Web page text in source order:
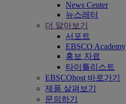
News Center
뉴스레터
더 알아보기
서포트
EBSCO Academy
홍보 자료
타이틀리스트
EBSCOhost 바로가기
제품 살펴보기
문의하기